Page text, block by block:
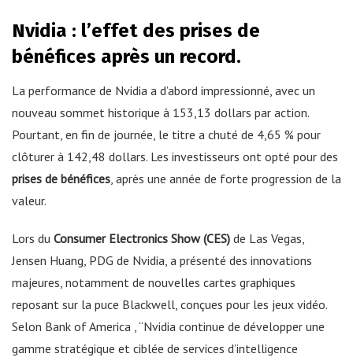
Nvidia : l’effet des prises de
bénéfices après un record.
La performance de Nvidia a d’abord impressionné, avec un
nouveau sommet historique à 153,13 dollars par action.
Pourtant, en fin de journée, le titre a chuté de 4,65 % pour
clôturer à 142,48 dollars. Les investisseurs ont opté pour des
prises de bénéfices , après une année de forte progression de la
valeur.
Lors du Consumer Electronics Show (CES) de Las Vegas,
Jensen Huang, PDG de Nvidia, a présenté des innovations
majeures, notamment de nouvelles cartes graphiques
reposant sur la puce Blackwell, conçues pour les jeux vidéo.
Selon Bank of America , “Nvidia continue de développer une
gamme stratégique et ciblée de services d’intelligence